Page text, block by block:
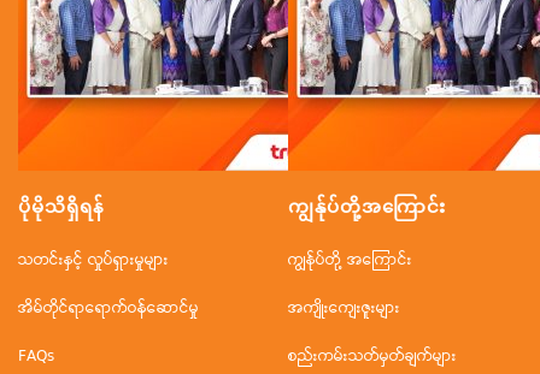
ပိုမိုသိရှိရန်
သတင်းနှင့် လှုပ်ရှားမှုများ
အိမ်တိုင်ရာရောက်ဝန်ဆောင်မှု
FAQs
ကျွန်ုပ်တို့အ‌ကြောင်း
ကျွန်ုပ်တို့ အကြောင်း
အကျိုးကျေးဇူးများ
စည်းကမ်းသတ်မှတ်ချက်များ